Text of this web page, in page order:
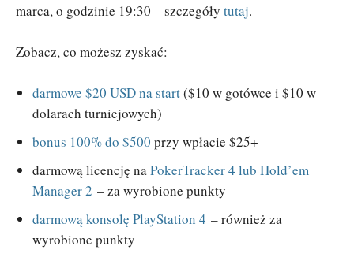
marca, o godzinie 19:30 – szczegóły tutaj.
Zobacz, co możesz zyskać:
darmowe $20 USD na start($10 w gotówce i $10 w
dolarach turniejowych)
bonus 100% do $500 przy wpłacie $25+
darmową licencję na PokerTracker 4 lub Hold’em
Manager 2 – za wyrobione punkty
darmową konsolę PlayStation 4 – również za
wyrobione punkty